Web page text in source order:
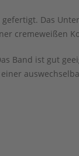
Das
cremeweißen
Band ist gut